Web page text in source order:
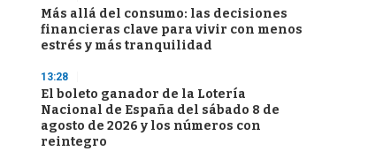
Más allá del consumo: las decisiones
financieras clave para vivir con menos
estrés y más tranquilidad
13:28
El boleto ganador de la Lotería
Nacional de España del sábado 8 de
agosto de 2026 y los números con
reintegro